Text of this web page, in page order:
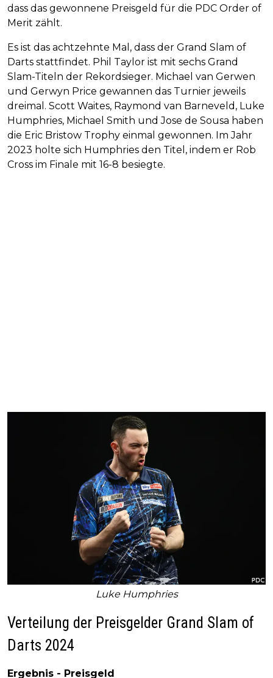
dass das gewonnene Preisgeld für die PDC Order of
Merit zählt.
Es ist das achtzehnte Mal, dass der Grand Slam of
Darts stattfindet. Phil Taylor ist mit sechs Grand
Slam-Titeln der Rekordsieger. Michael van Gerwen
und Gerwyn Price gewannen das Turnier jeweils
dreimal. Scott Waites, Raymond van Barneveld, Luke
Humphries, Michael Smith und Jose de Sousa haben
die Eric Bristow Trophy einmal gewonnen. Im Jahr
2023 holte sich Humphries den Titel, indem er Rob
Cross im Finale mit 16-8 besiegte.
Luke Humphries
Verteilung der Preisgelder Grand Slam of
Darts 2024
Ergebnis - Preisgeld